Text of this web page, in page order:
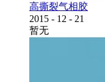
高撕裂气相胶
2015 - 12 - 21
暂无